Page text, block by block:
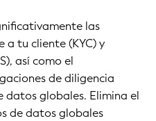
las
a tu cliente (KYC) y
así como el
de diligencia
datos globales. Elimina el
de datos globales